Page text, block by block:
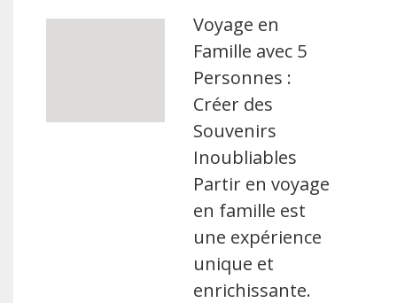
Voyage en
Famille avec 5
Personnes :
Créer des
Souvenirs
Inoubliables
Partir en voyage
en famille est
une expérience
unique et
enrichissante.